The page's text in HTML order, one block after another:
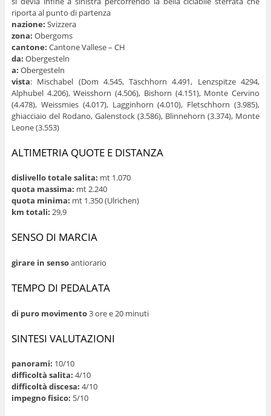
riporta al punto di partenza
nazione: Svizzera
zona: Obergoms
cantone: Cantone Vallese – CH
da: Obergesteln
a: Obergesteln
vista: Mischabel (Dom 4.545, Täschhorn 4.491, Lenzspitze 4294,
Alphubel 4.206), Weisshorn (4.506), Bishorn (4.151), Monte Cervino
(4.478), Weissmies (4.017), Lagginhorn (4.010), Fletschhorn (3.985),
ghiacciaio del Rodano, Galenstock (3.586), Blinnehorn (3.374), Monte
Leone (3.553)
ALTIMETRIA QUOTE E DISTANZA
dislivello totale salita: mt 1.070
quota massima: mt 2.240
quota minima: mt 1.350 (Ulrichen)
km totali: 29,9
SENSO DI MARCIA
girare in sensoantiorario
TEMPO DI PEDALATA
di puro movimento3 ore e 20 minuti
SINTESI VALUTAZIONI
panorami: 10/10
difficoltà salita: 4/10
difficoltà discesa: 4/10
impegno fisico: 5/10